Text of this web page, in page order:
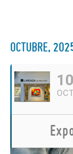
OCTUBRE,
10
OCT